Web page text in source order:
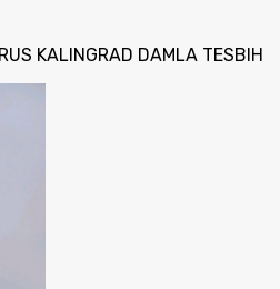
KALINGRAD DAMLA TESBIH